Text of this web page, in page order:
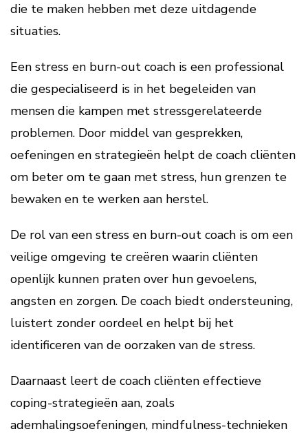
die te maken hebben met deze uitdagende
situaties.
Een stress en burn-out coach is een professional
die gespecialiseerd is in het begeleiden van
mensen die kampen met stressgerelateerde
problemen. Door middel van gesprekken,
oefeningen en strategieën helpt de coach cliënten
om beter om te gaan met stress, hun grenzen te
bewaken en te werken aan herstel.
De rol van een stress en burn-out coach is om een
veilige omgeving te creëren waarin cliënten
openlijk kunnen praten over hun gevoelens,
angsten en zorgen. De coach biedt ondersteuning,
luistert zonder oordeel en helpt bij het
identificeren van de oorzaken van de stress.
Daarnaast leert de coach cliënten effectieve
coping-strategieën aan, zoals
ademhalingsoefeningen, mindfulness-technieken